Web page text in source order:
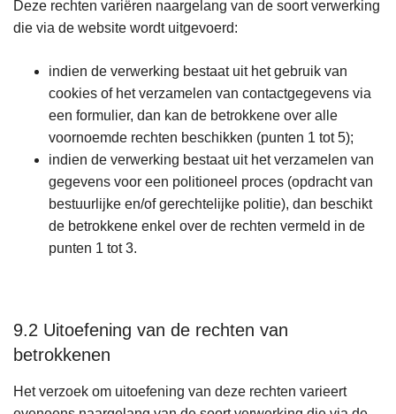
Deze rechten variëren naargelang van de soort verwerking
die via de website wordt uitgevoerd:
indien de verwerking bestaat uit het gebruik van
cookies of het verzamelen van contactgegevens via
een formulier, dan kan de betrokkene over alle
voornoemde rechten beschikken (punten 1 tot 5);
indien de verwerking bestaat uit het verzamelen van
gegevens voor een politioneel proces (opdracht van
bestuurlijke en/of gerechtelijke politie), dan beschikt
de betrokkene enkel over de rechten vermeld in de
punten 1 tot 3.
9.2 Uitoefening van de rechten van
betrokkenen
Het verzoek om uitoefening van deze rechten varieert